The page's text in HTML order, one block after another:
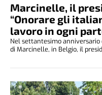
Marcinelle, il
“Onorare gli
lavoro in ogni
Nel settantesimo
di Marcinelle, in Belgio, il